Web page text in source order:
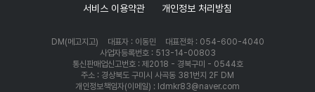
서비스 이용약관 개인정보 처리방침
DM(메고지고) 대표자 : 이동민
대표전화 : 054-600-4040
사업자등록번호 : 513-14-00803
통신판매업신고번호 : 제2018 - 경북구미 - 0544호
주소 : 경상북도 구미시 사곡동 381번지 2F DM
개인정보책임자(이메일) : ldmkr83@naver.com